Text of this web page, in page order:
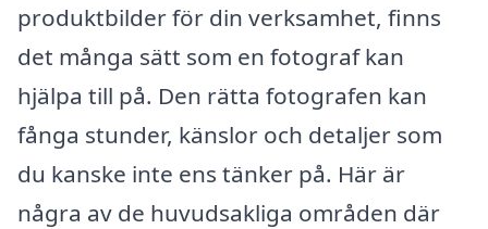
produktbilder för din verksamhet, finns
det många sätt som en fotograf kan
hjälpa till på. Den rätta fotografen kan
fånga stunder, känslor och detaljer som
du kanske inte ens tänker på. Här är
några av de huvudsakliga områden där